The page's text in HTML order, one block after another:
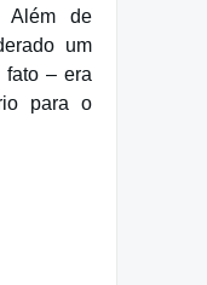
Além de
um
fato – era
para o